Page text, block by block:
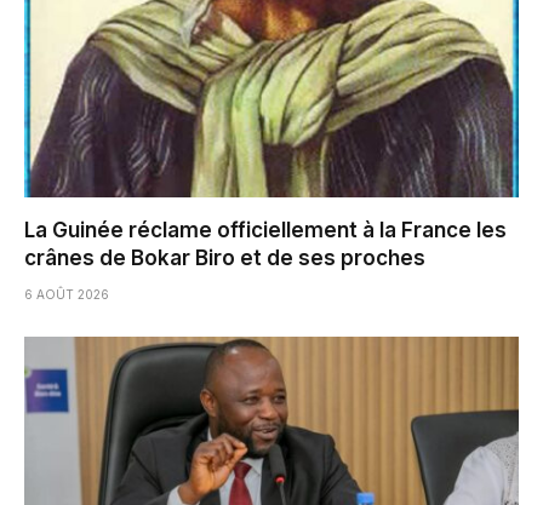
La Guinée réclame officiellement à la France les
crânes de Bokar Biro et de ses proches
6 AOÛT 2026